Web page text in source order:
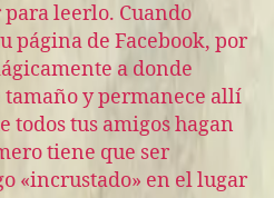
leerlo. Cuando
página de Facebook, por
a donde
tamaño y permanece allí
todos tus amigos hagan
tiene que ser
«incrustado» en el lugar